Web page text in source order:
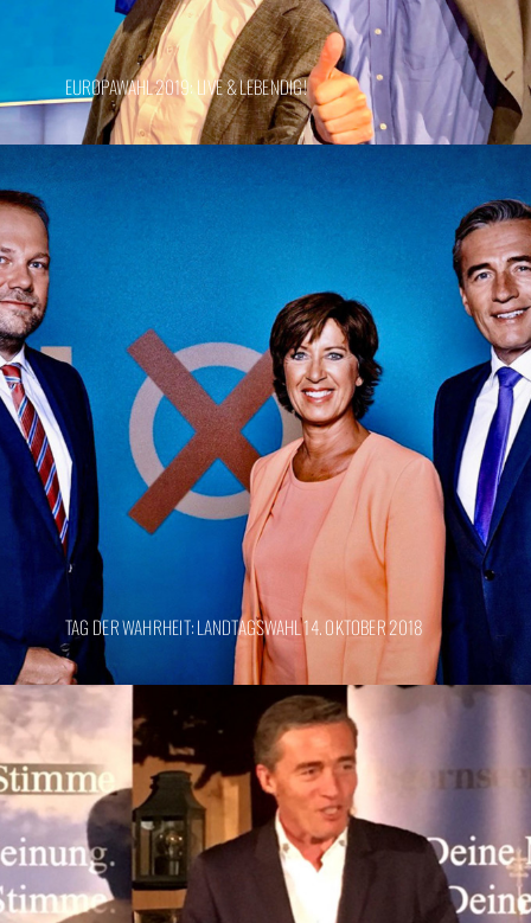
EUROPAWAHL 2019: LIVE & LEBENDIG!
TAG DER WAHRHEIT: LANDTAGSWAHL 14. OKTOBER 2018